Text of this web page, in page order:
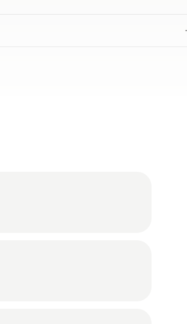
Branțurile detașabile sunt